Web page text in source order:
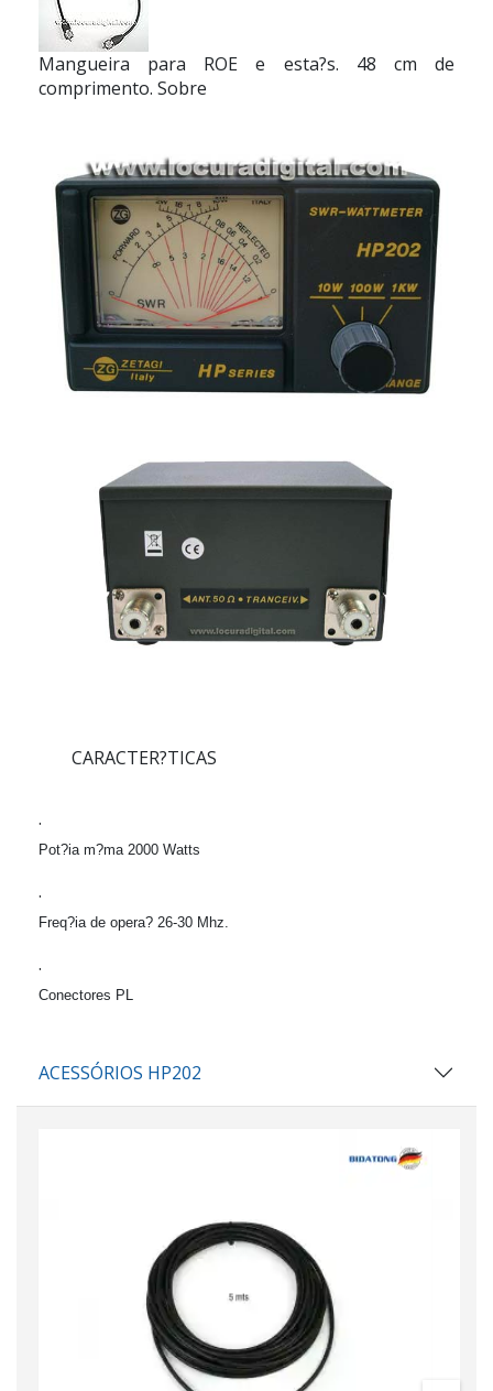
Mangueira para ROE e esta?s. 48 cm de
comprimento. Sobre
CARACTER?TICAS
·
Pot?ia m?ma 2000 Watts
·
Freq?ia de opera? 26-30 Mhz.
·
Conectores PL
ACESSÓRIOS HP202